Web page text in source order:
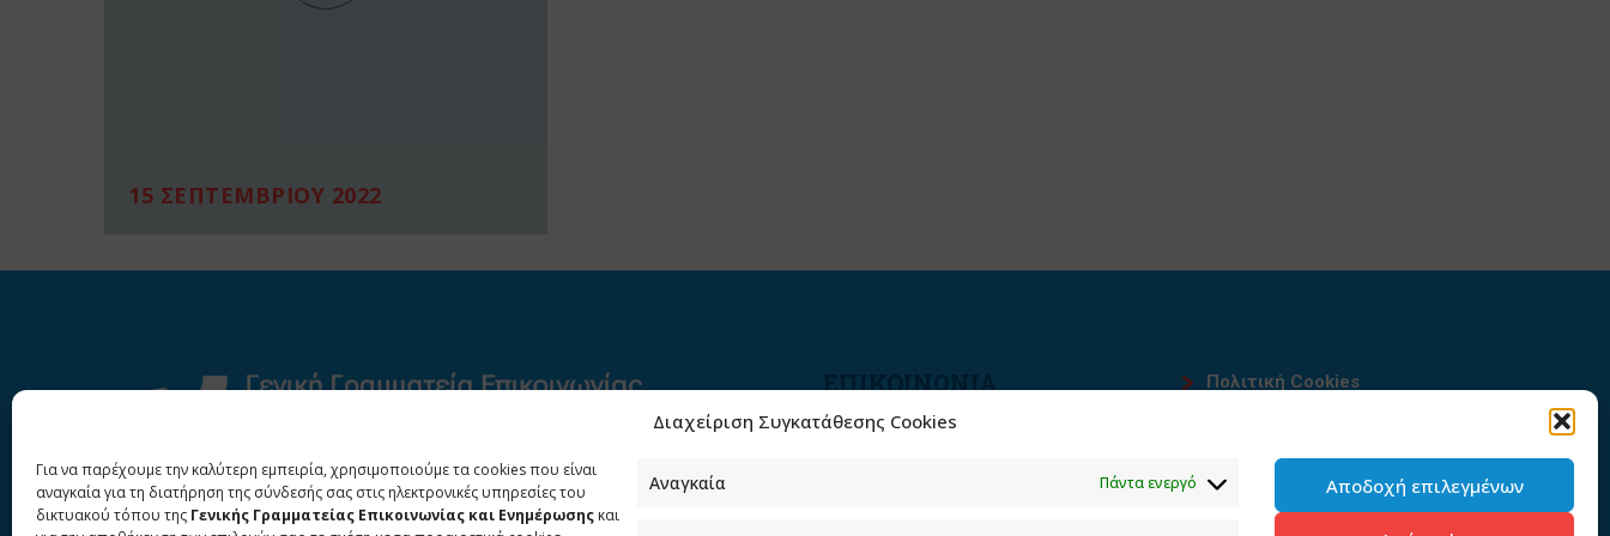
Διαχείριση Συγκατάθεσης Cookies
Για να παρέχουμε την καλύτερη εμπειρία, χρησιμοποιούμε τα cookies που είναι
αναγκαία για τη διατήρηση της σύνδεσής σας στις ηλεκτρονικές υπηρεσίες του
δικτυακού τόπου της Γενικής Γραμματείας Επικοινωνίας και Ενημέρωσης και
Αναγκαία Πάντα ενεργό Αποδοχή επιλεγμένων
15 ΣΕΠΤΕΜΒΡΙΟΥ 2022
ΕΠΙΚΟΙΝΩΝΙΑ
Φραγκούδη 11 & Αλεξάνδρου
Πολιτική Cookies
Πολιτική προστασίας
προσωπικών δεδομένων του
παρόντος ιστότοπου